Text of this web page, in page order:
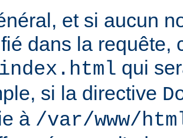
et si aucun
dans la requête,
index.html qui
si la directive
à /var/www/